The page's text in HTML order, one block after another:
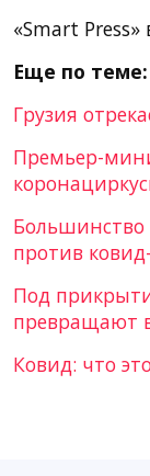
«Smart Press»
Еще по теме:
Грузия
Премьер-
Большинство
против
Под
превращают
Ковид: что